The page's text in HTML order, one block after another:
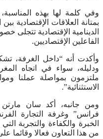
وفي كلمة لها بهذه
بمتانة العلاقات الإقتصادية
الدينامية الإقتصادية تتجلى
الفاعلين الإقتصاديين.
وأكدت أنه “داخل الغرفة،
ودليله، سواء في اتجاه
ملتزمون بمواصلة عملنا
الاستثنائية”.
ومن جانبه، أكد سان
فرانس” وغرفة التجارة
الخبرة والكفاءة والتجربة
من هذا التعاون فعالا وقائما